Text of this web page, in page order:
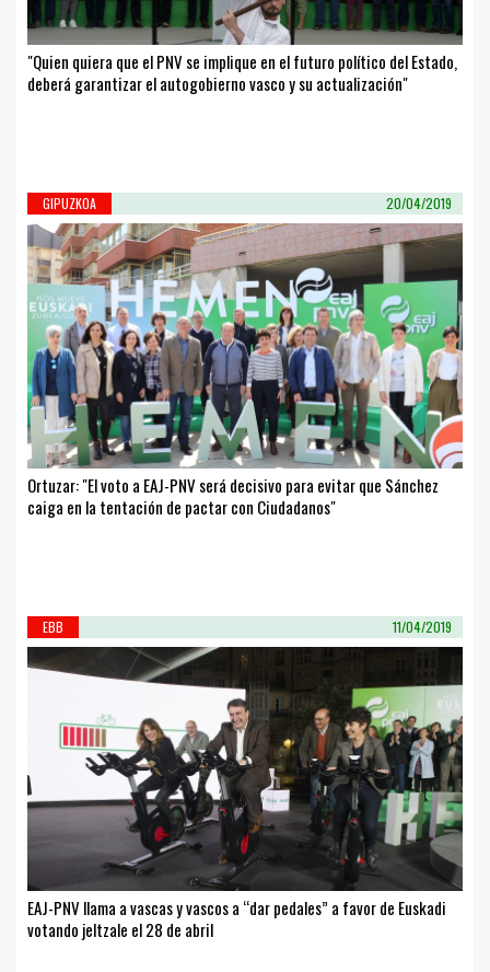
"Quien quiera que el PNV se implique en el futuro político del Estado,
deberá garantizar el autogobierno vasco y su actualización"
GIPUZKOA 20/04/2019
Ortuzar: "El voto a EAJ-PNV será decisivo para evitar que Sánchez
caiga en la tentación de pactar con Ciudadanos"
EBB 11/04/2019
EAJ-PNV llama a vascas y vascos a “dar pedales” a favor de Euskadi
votando jeltzale el 28 de abril